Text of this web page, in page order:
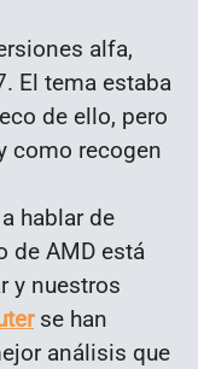
alfa,
El tema estaba
de ello, pero
como recogen
hablar de
de AMD está
y nuestros
se han
análisis que